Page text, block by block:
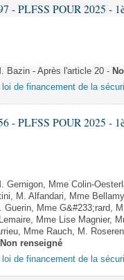
- PLFSS POUR 2025 -
Bazin - Après l'article 20 -
de financement de la
- PLFSS POUR 2025 -
Gernigon, Mme Colin-
M. Alfandari, Mme
Guerin, Mme G&#233;rard,
Mme Lise Magnier,
Mme Rauch, M.
Non renseigné
de financement de la